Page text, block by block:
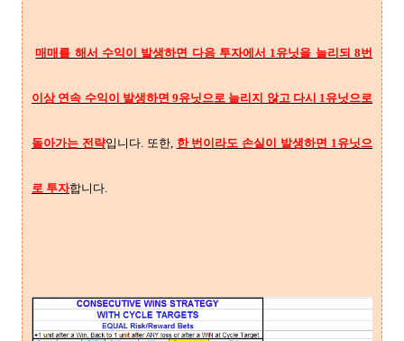
매매를 해서 수익이 발생하면 다음 투자에서 1유닛을 늘리되 8번
이상 연속 수익이 발생하면 9유닛으로 늘리지 않고 다시 1유닛으로
돌아가는 전략입니다. 또한, 한 번이라도 손실이 발생하면 1유닛으
로 투자합니다.